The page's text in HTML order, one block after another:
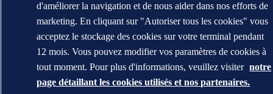
d'améliorer la navigation et de nous aider dans nos efforts de
marketing. En cliquant sur "Autoriser tous les cookies" vous
acceptez le stockage des cookies sur votre terminal pendant
12 mois. Vous pouvez modifier vos paramètres de cookies à
tout moment. Pour plus d'informations, veuillez visiter notre
page détaillant les cookies utilisés et nos partenaires.